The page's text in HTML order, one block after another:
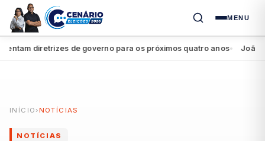
MENU
diretrizes de governo para os próximos quatro anos● João
INÍCIO › NOTÍCIAS
NOTÍCIAS